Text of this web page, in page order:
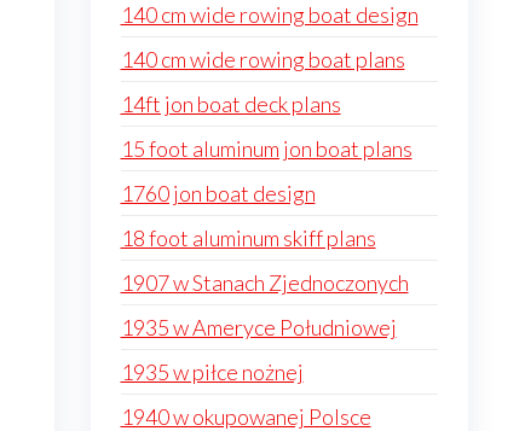
140 cm wide rowing boat design
140 cm wide rowing boat plans
14ft jon boat deck plans
15 foot aluminum jon boat plans
1760 jon boat design
18 foot aluminum skiff plans
1907 w Stanach Zjednoczonych
1935 w Ameryce Południowej
1935 w piłce nożnej
1940 w okupowanej Polsce